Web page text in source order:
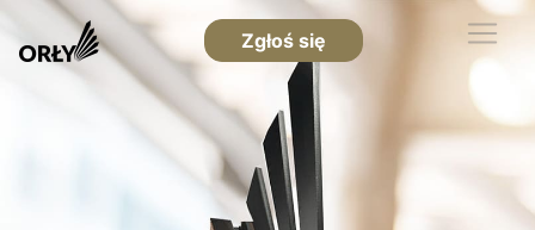
Zgłoś się